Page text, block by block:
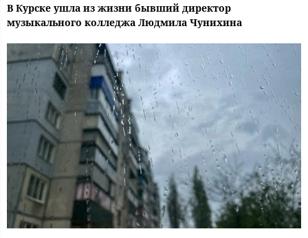
В Курске ушла из жизни бывший директор
музыкального колледжа Людмила Чунихина